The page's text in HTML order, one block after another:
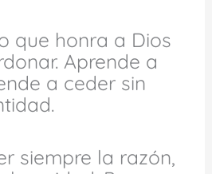
que honra a Dios
Aprende a
a ceder sin
siempre la razón,